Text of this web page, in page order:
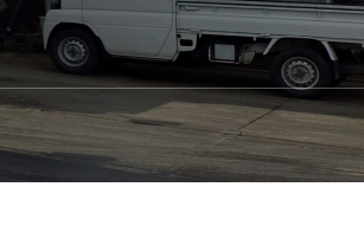
リーチタワークレーン
GR-130F
GR-120F（Ⅱ）